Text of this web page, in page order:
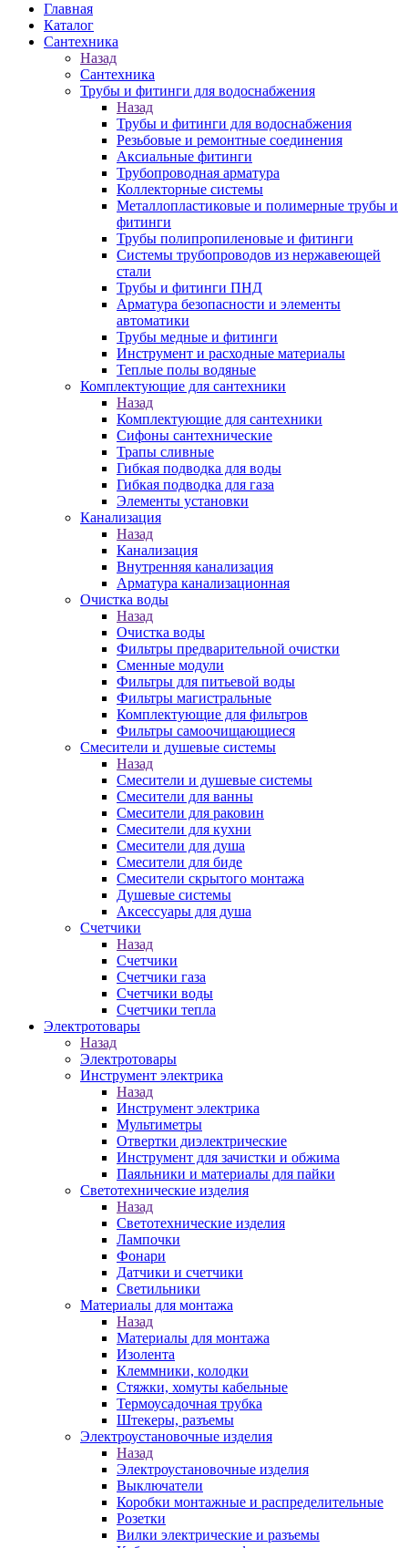
Главная
Каталог
Сантехника
Назад
Сантехника
Трубы и фитинги для водоснабжения
Назад
Трубы и фитинги для водоснабжения
Резьбовые и ремонтные соединения
Аксиальные фитинги
Трубопроводная арматура
Коллекторные системы
Металлопластиковые и полимерные трубы и
фитинги
Трубы полипропиленовые и фитинги
Системы трубопроводов из нержавеющей
стали
Трубы и фитинги ПНД
Арматура безопасности и элементы
автоматики
Трубы медные и фитинги
Инструмент и расходные материалы
Теплые полы водяные
Комплектующие для сантехники
Назад
Комплектующие для сантехники
Сифоны сантехнические
Трапы сливные
Гибкая подводка для воды
Гибкая подводка для газа
Элементы установки
Канализация
Назад
Канализация
Внутренняя канализация
Арматура канализационная
Очистка воды
Назад
Очистка воды
Фильтры предварительной очистки
Сменные модули
Фильтры для питьевой воды
Фильтры магистральные
Комплектующие для фильтров
Фильтры самоочищающиеся
Смесители и душевые системы
Назад
Смесители и душевые системы
Смесители для ванны
Смесители для раковин
Смесители для кухни
Смесители для душа
Смесители для биде
Смесители скрытого монтажа
Душевые системы
Аксессуары для душа
Счетчики
Назад
Счетчики
Счетчики газа
Счетчики воды
Счетчики тепла
Электротовары
Назад
Электротовары
Инструмент электрика
Назад
Инструмент электрика
Мультиметры
Отвертки диэлектрические
Инструмент для зачистки и обжима
Паяльники и материалы для пайки
Светотехнические изделия
Назад
Светотехнические изделия
Лампочки
Фонари
Датчики и счетчики
Светильники
Материалы для монтажа
Назад
Материалы для монтажа
Изолента
Клеммники, колодки
Стяжки, хомуты кабельные
Термоусадочная трубка
Штекеры, разъемы
Электроустановочные изделия
Назад
Электроустановочные изделия
Выключатели
Коробки монтажные и распределительные
Розетки
Вилки электрические и разъемы